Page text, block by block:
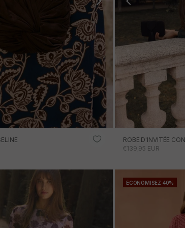
ROBE D'INVITÉE
PRIX PROMOTIONNEL
€139,95 EUR
ÉCONOMISEZ 40%